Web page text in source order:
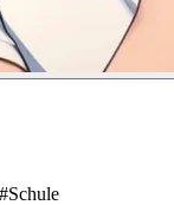
#Schule